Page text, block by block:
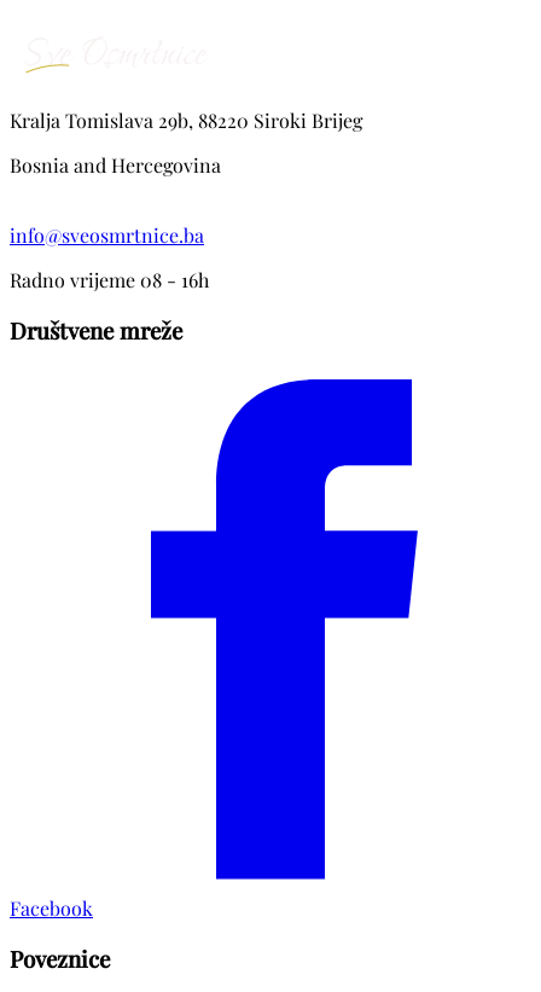
Kralja Tomislava 29b, 88220 Siroki Brijeg
Bosnia and Hercegovina
info@sveosmrtnice.ba
Radno vrijeme 08 - 16h
Društvene mreže
Facebook
Poveznice